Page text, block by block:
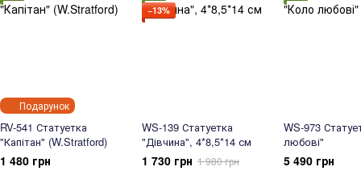
Подарунок
RV-541 Статуетка
"Капітан" (W.Stratford)
1 480 грн
−13%
WS-139 Статуетка
"Дівчина", 4*8,5*14 см
1 730 грн 1 980 грн
WS-973
любові"
5 490 грн